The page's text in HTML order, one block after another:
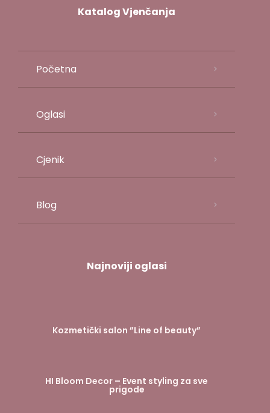
Katalog Vjenčanja
Početna
Oglasi
Cjenik
Blog
Najnoviji oglasi
Kozmetički salon ”Line of beauty”
HI Bloom Decor – Event styling za sve
prigode